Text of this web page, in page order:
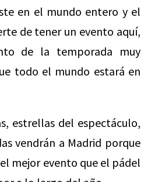
en el mundo entero y el
de tener un evento aquí,
de la temporada muy
todo el mundo estará en
estrellas del espectáculo,
vendrán a Madrid porque
mejor evento que el pádel